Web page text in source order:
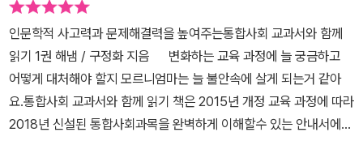
는 요소들가장 기본적인 부분들이 아닐까해요 요즘 사람들의 표정은
너무 각박하고 삶에 지쳐있거든요 ㅜ.ㅜ아이들도 어른들도 ......지금
우리들을 돌아보는 시간들까지~~~인문교양도서지만 교과서라 다
소 딱딱한 요소라고 여겨질수있지만 어쩌면 우리삶과 가장 밀접한 주
제들이기에 깊이있게 만나며 아이들과 대화하고 토론할 수 있는 시간
을 가졉져보는것도 분명소중한 시간이 될꺼란 생각을 해요 2권도 찬
요? 한 심리학자가 관련 실험을 했습니다. 결과는 자신을 위해 돈을
쓴 사람들에 비해 다른 사람을 위해 돈을 쓴 사람들이 행복감을 더 많
이 느꼈다고 합니다.사실 여기에서 핵심은 '돈을 쓰는 것'이 아니라
'타인을 위한' 행위입니다. 행복은 개인이 누리는 것이지만, 다른 사람
들 속에서 누리는 것임을 잊지 말아야 합니다. '헬조선'이라는 말이
유행입니다. 헬조선은 지옥을 뜻하는 헬과 조선의 합성어입니다.한국
중심주의라고 할수 있다.하지만, 어느 한 가지만 고집하는 게 옳지 않
다는 것.이미 인류의 역사가 증명하고 있다. 이번 단원에서는 <불편
한 진실>이라는 영화를 추천한다.지구온난화의 위험을 다루며 인류
에게 경고하는 내용이며,이를 바탕으로 토론할 수 있도록 주제를 던
져준다. 이 책의 매력 중 하나가, 프로젝트 활동과 문학, 미술, 영화,
뮤지컬 등 작품과 연관한다양한 활동을 제시해주는 것이다. 난이도를
아이들이 가장 갖추어야 하는 덕목이라이제는 더이상 소리높여 말하
지 않아도 누구나가 그 중요성을 인지하고 있는.인문학적 사고력과
문제해결력을 높이기 위해일상과 밀접하게 관계된 사회현상을 통합
적 관점으로 살펴보고합리적인 해결 방안을 모색한<통합사회 교과서
와 함께 읽기>그 시작은 이 문구로 시작된다.공부란 세상을 알아가는
법을 배우는 것'공부'를 상급학교에 진학하기 위한 것으로 인식하고
인문학적 사고력과 문제해결력을 높여주는통합사회 교과서와 함께
읽기 1권 해냄 / 구정화 지음 변화하는 교육 과정에 늘 궁금하고
어떻게 대처해야 할지 모르니엄마는 늘 불안속에 살게 되는거 같아
요.통합사회 교과서와 함께 읽기 책은 2015년 개정 교육 과정에 따라
2018년 신설된 통합사회과목을 완벽하게 이해할수 있는 안내서에